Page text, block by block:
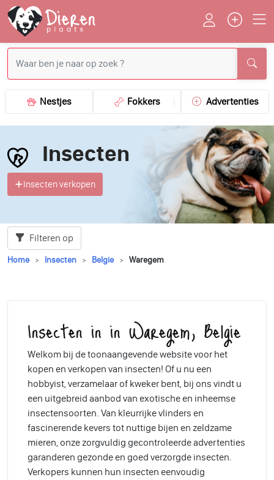
Nestjes Fokkers Advertenties
Insecten
Insecten verkopen
Filteren op
Home Insecten Belgie Waregem
Insecten in in Waregem, Belgie
Welkom bij de toonaangevende website voor het
kopen en verkopen van insecten! Of u nu een
hobbyist, verzamelaar of kweker bent, bij ons vindt u
een uitgebreid aanbod van exotische en inheemse
insectensoorten. Van kleurrijke vlinders en
fascinerende kevers tot nuttige bijen en zeldzame
mieren, onze zorgvuldig gecontroleerde advertenties
garanderen gezonde en goed verzorgde insecten.
Verkopers kunnen hun insecten eenvoudig